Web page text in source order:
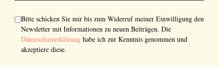
Bitte schicken Sie mir bis zum Widerruf meiner Einwilligung den
Newsletter mit Informationen zu neuen Beiträgen. Die
Datenschutzerklärung habe ich zur Kenntnis genommen und
akzeptiere diese.